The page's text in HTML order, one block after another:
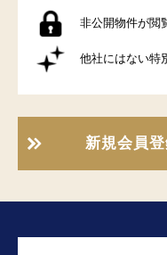
非公開物件が閲
他社にはない特
新規会員